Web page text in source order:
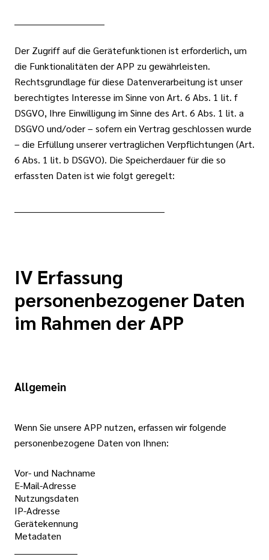
Der Zugriff auf die Gerätefunktionen ist erforderlich, um
die Funktionalitäten der APP zu gewährleisten.
Rechtsgrundlage für diese Datenverarbeitung ist unser
berechtigtes Interesse im Sinne von Art. 6 Abs. 1 lit. f
DSGVO, Ihre Einwilligung im Sinne des Art. 6 Abs. 1 lit. a
DSGVO und/oder – sofern ein Vertrag geschlossen wurde
– die Erfüllung unserer vertraglichen Verpflichtungen (Art.
6 Abs. 1 lit. b DSGVO). Die Speicherdauer für die so
erfassten Daten ist wie folgt geregelt:
IV Erfassung
personenbezogener Daten
im Rahmen der APP
Allgemein
Wenn Sie unsere APP nutzen, erfassen wir folgende
personenbezogene Daten von Ihnen:
Vor- und Nachname
E-Mail-Adresse
Nutzungsdaten
IP-Adresse
Gerätekennung
Metadaten